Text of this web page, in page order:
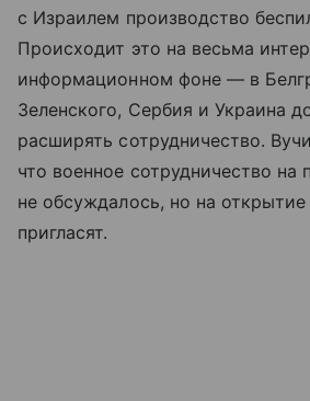
с Израилем производство
Происходит это на весьма
информационном фоне — в
Зеленского, Сербия и Украина
расширять сотрудничество.
что военное сотрудничество на
не обсуждалось, но на
пригласят.